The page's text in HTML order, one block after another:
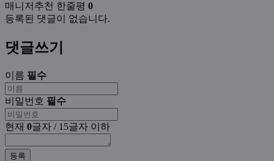
매니저추천 한줄평 0
등록된 댓글이 없습니다.
댓글쓰기
이름 필수
비밀번호 필수
현재 0글자 / 15글자 이하
등록